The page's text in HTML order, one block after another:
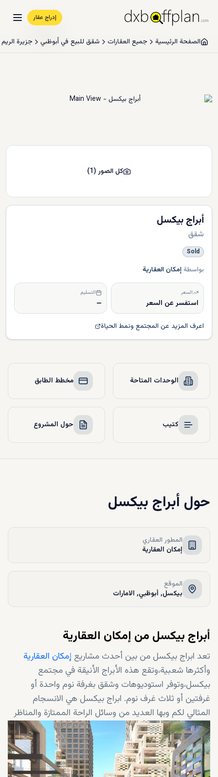
إدراج عقار
الصفحة الرئيسية جميع العقارات شقق للبيع في أبوظبي جزيرة الريم
أبراج بيكسل
شقق
Sold
بواسطة إمكان العقارية
السعر
استفسر عن السعر
التسليم
—
اعرف المزيد عن المجتمع ونمط الحياة
كل الصور(
1
)
الوحدات المتاحة مخطط الطابق
كتيب حول المشروع
حول أبراج بيكسل
المطور العقاري
إمكان العقارية
الموقع
بيكسل, أبوظبي, الامارات
أبراج بيكسل من إمكان العقارية
تعد ابراج بيكسل من بين أحدث مشاريع إمكان العقارية
وأكثرها شعبية،وتقع هذه الأبراج الأنيقة في مجتمع
بيكسل،وتوفر استوديوهات وشقق بغرفة نوم واحدة أو
غرفتين أو ثلاث غرف نوم. ابراج بيكسل هي الانسجام
المثالي لكم وبها العديد من وسائل الراحة الممتازة والمناظر
الخلابة. بالإضافة إلى ذلك تقدم مزايا أخرى مذهلة تجعل
الاستثمار أكثر جاذبية وهي فرصة استثمارية فريدة لمن
يرغبون في شراء المنازل وفرصة رائعة للمستثمرين الذين
يتطلعون إلى استثمار مربح.